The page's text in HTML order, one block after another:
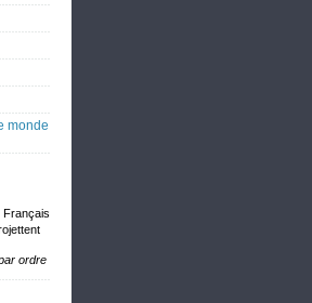
monde
Français
ordre